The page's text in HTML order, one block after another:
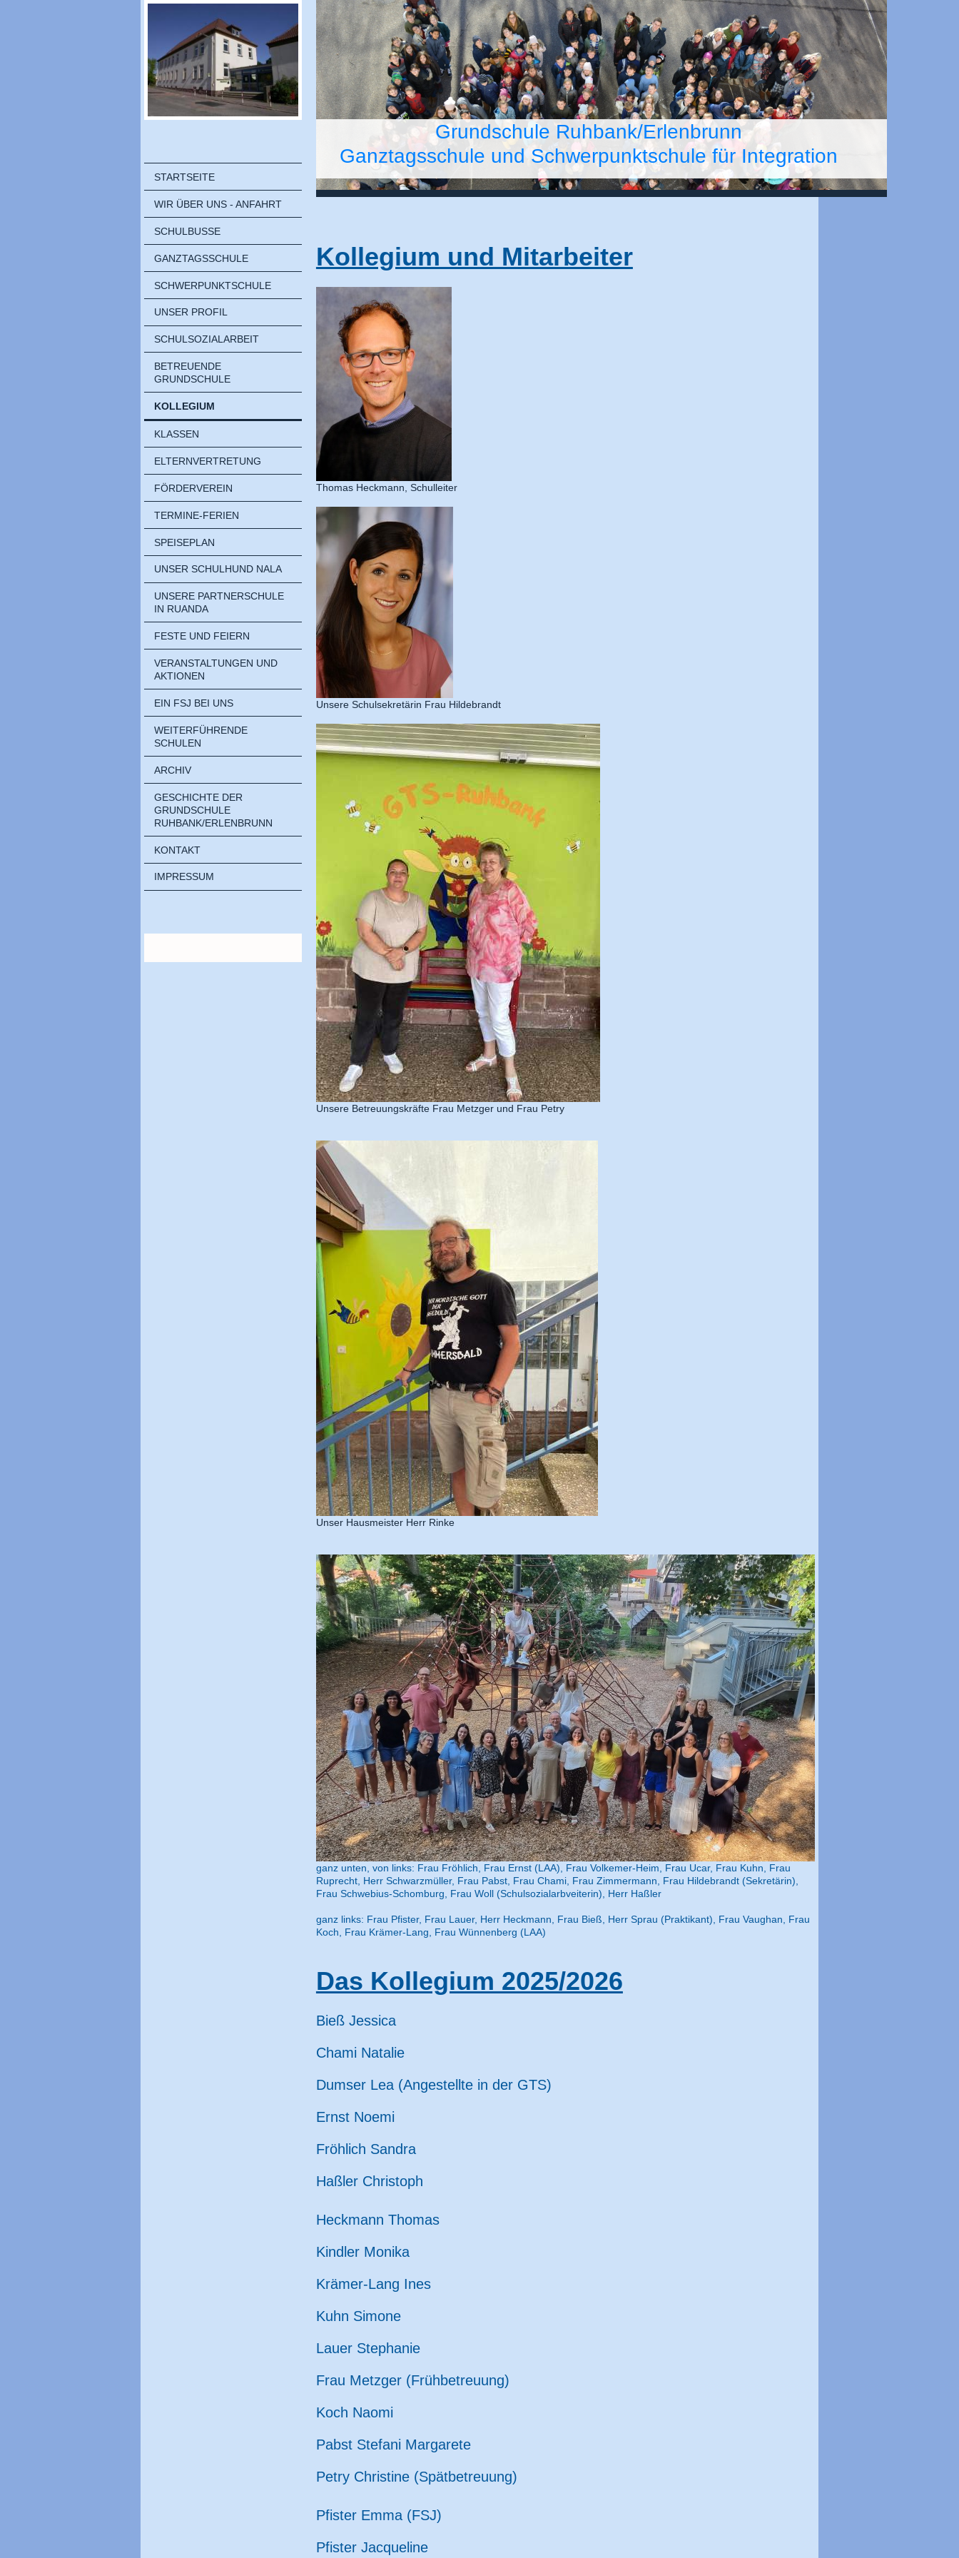
STARTSEITE
WIR ÜBER UNS - ANFAHRT
SCHULBUSSE
GANZTAGSSCHULE
SCHWERPUNKTSCHULE
UNSER PROFIL
SCHULSOZIALARBEIT
BETREUENDE
GRUNDSCHULE
KOLLEGIUM
KLASSEN
ELTERNVERTRETUNG
FÖRDERVEREIN
TERMINE-FERIEN
SPEISEPLAN
UNSER SCHULHUND NALA
UNSERE PARTNERSCHULE
IN RUANDA
FESTE UND FEIERN
VERANSTALTUNGEN UND
AKTIONEN
EIN FSJ BEI UNS
WEITERFÜHRENDE
SCHULEN
ARCHIV
GESCHICHTE DER
GRUNDSCHULE
RUHBANK/ERLENBRUNN
KONTAKT
IMPRESSUM
Grundschule Ruhbank/Erlenbrunn
Ganztagsschule und Schwerpunktschule für Integration
Kollegium und Mitarbeiter
Thomas Heckmann, Schulleiter
Unsere Schulsekretärin Frau Hildebrandt
Unsere Betreuungskräfte Frau Metzger und Frau Petry
Unser Hausmeister Herr Rinke
ganz unten, von links: Frau Fröhlich, Frau Ernst (LAA), Frau Volkemer-Heim, Frau Ucar, Frau Kuhn, Frau
Ruprecht, Herr Schwarzmüller, Frau Pabst, Frau Chami, Frau Zimmermann, Frau Hildebrandt (Sekretärin),
Frau Schwebius-Schomburg, Frau Woll (Schulsozialarbveiterin), Herr Haßler
ganz links: Frau Pfister, Frau Lauer, Herr Heckmann, Frau Bieß, Herr Sprau (Praktikant), Frau Vaughan, Frau
Koch, Frau Krämer-Lang, Frau Wünnenberg (LAA)
Das Kollegium 2025/2026
Bieß Jessica
Chami Natalie
Dumser Lea (Angestellte in der GTS)
Ernst Noemi
Fröhlich Sandra
Haßler Christoph
Heckmann Thomas
Kindler Monika
Krämer-Lang Ines
Kuhn Simone
Lauer Stephanie
Frau Metzger (Frühbetreuung)
Koch Naomi
Pabst Stefani Margarete
Petry Christine (Spätbetreuung)
Pfister Emma (FSJ)
Pfister Jacqueline